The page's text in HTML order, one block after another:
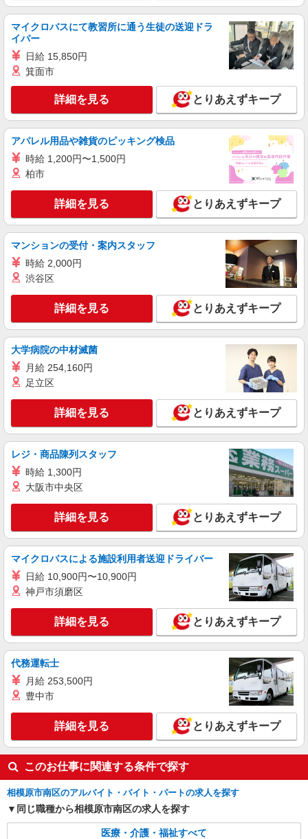
有料老人ホームでの看護師
時給：2300〜2500円 ※資格や経験面などによ
詳細を見る
職業紹介
株式会社kotrio /●YK-S-2083387
小田急相模原駅☆医療行為なし！パートタイム
の看護助手♪未経験OK！
時給1550円〜2312円 ＜交通費全支給(ガソリ
ン代含む)＞
最寄駅：小田急相模原
キープ 詳細を見る
職業紹介
株式会社kotrio /●YK-S-2097528
≪正社員≫小田急相模原駅＊看護助手としてキ
ャリアを築くチャンス！
【正社員】月給240,000〜400,000円 ・基本
給：200,000円〜220,000円 ・資格手当：10,000〜
30,000円 ・役職手当：10,000〜70,000円 ・処遇改
善手当：20,000〜60,000円（勤続年数、保有資格
により変動） ・固定残業手当：20,000円（10時
間） ※固定残業時間を超過する場合には超過勤務
手当として別途支給 ・夜勤手当：10,000円/1回
（上記給与とは別に支給） 下記資格をお持ちの方
歓迎 ・認知症介護基礎研修 ・初任者研修 ・実務
者研修 ・介護福祉士 など
詳細を見る
株式会社トラストグロース 新宿本社 第2営業部
介護付き有料老人ホームでの看護師
時給：2000円〜 ※資格や経験などによる
キープ 詳細を見る
株式会社トラストグロース 新宿本社 第2営業部
サービス付き高齢者向け住宅での看護師
時給：2200円〜2350円 ※資格や経験などによ
る
神奈川県相模原市南区
詳細を見る
マイクロバスにて教習所に通う生徒の送迎ドラ
イバー
日給 15,850円
箕面市
詳細を見る とりあえずキープ
アパレル用品や雑貨のピッキング検品
時給 1,200円〜1,500円
柏市
詳細を見る とりあえずキープ
マンションの受付・案内スタッフ
時給 2,000円
渋谷区
詳細を見る とりあえずキープ
大学病院の中材滅菌
月給 254,160円
足立区
詳細を見る とりあえずキープ
レジ・商品陳列スタッフ
時給 1,300円
大阪市中央区
詳細を見る とりあえずキープ
マイクロバスによる施設利用者送迎ドライバー
日給 10,900円〜10,900円
神戸市須磨区
詳細を見る とりあえずキープ
代務運転士
月給 253,500円
豊中市
詳細を見る とりあえずキープ
このお仕事に関連する条件で探す
相模原市南区のアルバイト・バイト・パートの求人を探す
同じ職種から相模原市南区の求人を探す
医療・介護・福祉すべて